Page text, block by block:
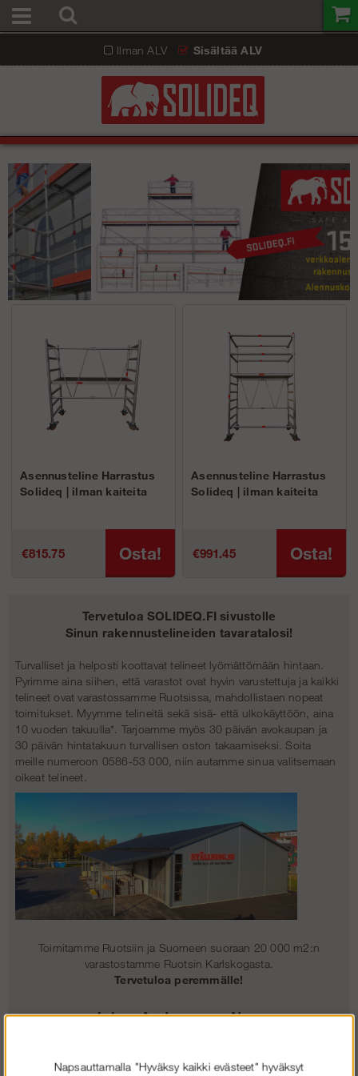
Ilman ALV Sisältää ALV
Asennusteline Harrastus
Solideq | ilman kaiteita
€815.75 Osta!
Asennusteline Harrastus
Solideq | ilman kaiteita
€991.45 Osta!
Tervetuloa SOLIDEQ.FI sivustolle
Sinun rakennustelineiden tavaratalosi!
Turvalliset ja helposti koottavat telineet lyömättömään hintaan.
Pyrimme aina siihen, että varastot ovat hyvin varustettuja ja kaikki
telineet ovat varastossamme Ruotsissa, mahdollistaen nopeat
toimitukset. Myymme telineitä sekä sisä- että ulkokäyttöön, aina
10 vuoden takuulla*. Tarjoamme myös 30 päivän avokaupan ja
30 päivän hintatakuun turvallisen oston takaamiseksi. Soita
meille numeroon 0586-53 000, niin autamme sinua valitsemaan
oikeat telineet.
Toimitamme Ruotsiin ja Suomeen suoraan 20 000 m2:n
varastostamme Ruotsin Karlskogasta
Tervetuloa peremmälle!
Johan Andersson - Nora
Uskomattoman hyvää palvelua!!! Vertailin eri vaihtoehtoja paikan
Napsauttamalla "Hyväksy kaikki evästeet" hyväksyt